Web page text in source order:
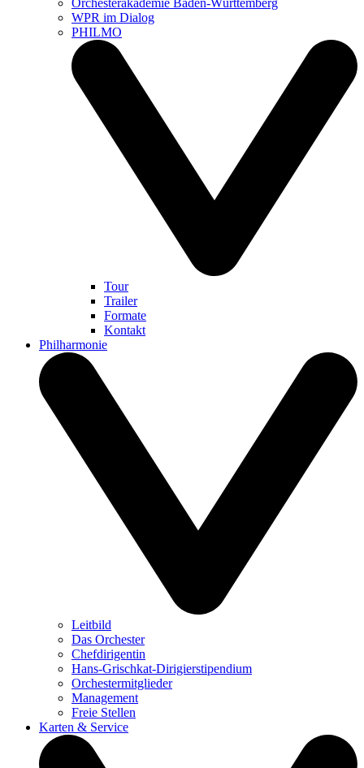
Orchesterakademie Baden-Württemberg
WPR im Dialog
PHILMO
Tour
Trailer
Formate
Kontakt
Philharmonie
Leitbild
Das Orchester
Chefdirigentin
Hans-Grischkat-Dirigierstipendium
Orchestermitglieder
Management
Freie Stellen
Karten & Service